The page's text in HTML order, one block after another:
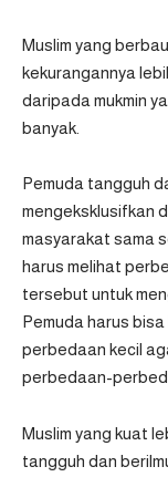
Muslim yang
kekurangannya
daripada mukmin
banyak.
Pemuda tangguh
mengeksklusifkan
masyarakat sama
harus melihat
tersebut untuk
Pemuda harus
perbedaan kecil
perbedaan-
Muslim yang kuat
tangguh dan